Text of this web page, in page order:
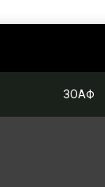
ЗОАФ